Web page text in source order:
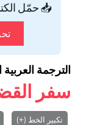
📥 حمّل
الترجمة
سفر
تكبير الخط (+)